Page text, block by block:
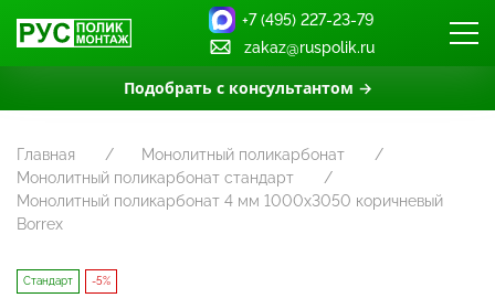
Подобрать с консультантом →
+7 (495) 227-23-79
zakaz@ruspolik.ru
Главная
Монолитный поликарбонат
Монолитный поликарбонат стандарт
Монолитный поликарбонат 4 мм 1000х3050 коричневый
Borrex
Стандарт -5%